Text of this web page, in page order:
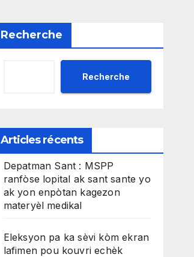
Recherche
Recherche
Articles récents
Depatman Sant : MSPP
ranfòse lopital ak sant sante yo
ak yon enpòtan kagezon
materyèl medikal
Eleksyon pa ka sèvi kòm ekran
lafimen pou kouvri echèk